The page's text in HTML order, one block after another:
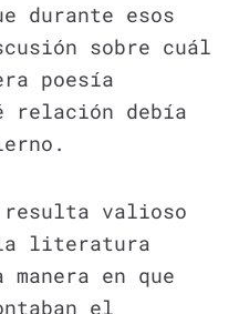
durante esos
sobre cuál
poesía
relación debía
resulta valioso
la literatura
en que
el